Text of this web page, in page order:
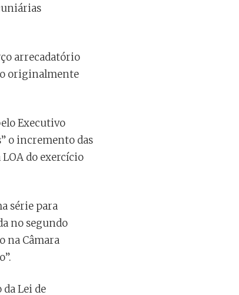
arrecadatório
originalmente
Executivo
o incremento das
do exercício
série para
no segundo
na Câmara
Lei de